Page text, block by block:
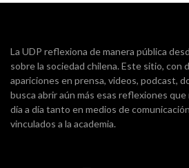
La UDP reflexiona de manera pública
sobre la sociedad chilena. Este sitio, con
apariciones en prensa, videos, podcast,
busca abrir aún más esas reflexiones
día a día tanto en medios de
vinculados a la academia.